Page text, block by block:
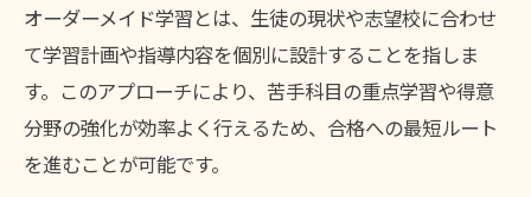
オーダーメイド学習とは、生徒の現状や志望校に合わせ
て学習計画や指導内容を個別に設計することを指しま
す。このアプローチにより、苦手科目の重点学習や得意
分野の強化が効率よく行えるため、合格への最短ルート
を進むことが可能です。